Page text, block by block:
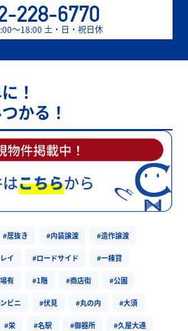
228-6770
〜18:00 土・日・祝日休
！
かる！
#居抜き #内装譲渡 #造作譲渡
イ #ロードサイド #一棟貸
有 #1階 #商店街 #公園
ビニ #伏見 #丸の内 #大須
#栄 #名駅 #御器所 #久屋大通